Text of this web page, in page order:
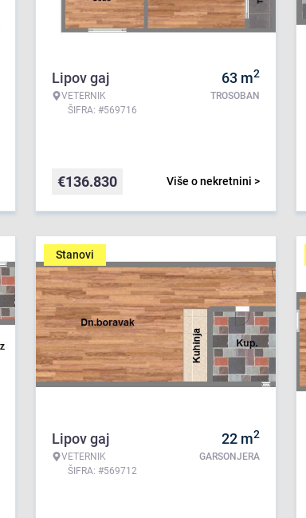
Lipov gaj
VETERNIK
ŠIFRA: #569716
63 m2
TROSOBAN
Više o nekretnini >
€136.830
Stanovi
Lipov gaj
VETERNIK
ŠIFRA: #569712
22 m2
GARSONJERA